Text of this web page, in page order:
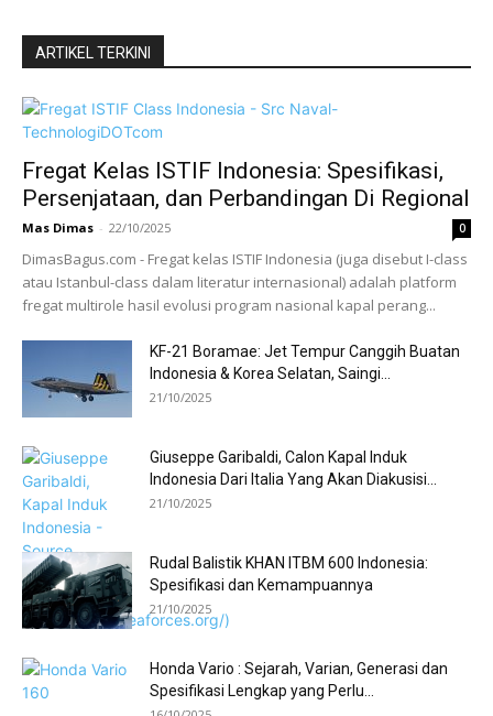
ARTIKEL TERKINI
Fregat Kelas ISTIF Indonesia: Spesifikasi,
Persenjataan, dan Perbandingan Di Regional
Mas Dimas - 22/10/2025 0
DimasBagus.com - Fregat kelas ISTIF Indonesia (juga disebut I-class
atau Istanbul-class dalam literatur internasional) adalah platform
fregat multirole hasil evolusi program nasional kapal perang...
KF-21 Boramae: Jet Tempur Canggih Buatan
Indonesia & Korea Selatan, Saingi...
21/10/2025
Giuseppe Garibaldi, Calon Kapal Induk
Indonesia Dari Italia Yang Akan Diakusisi...
21/10/2025
Rudal Balistik KHAN ITBM 600 Indonesia:
Spesifikasi dan Kemampuannya
21/10/2025
Honda Vario : Sejarah, Varian, Generasi dan
Spesifikasi Lengkap yang Perlu...